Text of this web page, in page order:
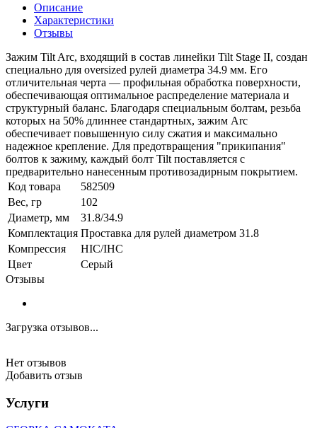
Описание
Характеристики
Отзывы
Зажим Tilt Arc, входящий в состав линейки Tilt Stage II, создан
специально для oversized рулей диаметра 34.9 мм. Его
отличительная черта — профильная обработка поверхности,
обеспечивающая оптимальное распределение материала и
структурный баланс. Благодаря специальным болтам, резьба
которых на 50% длиннее стандартных, зажим Arc
обеспечивает повышенную силу сжатия и максимально
надежное крепление. Для предотвращения "прикипания"
болтов к зажиму, каждый болт Tilt поставляется с
предварительно нанесенным противозадирным покрытием.
Код товара
582509
Вес, гр
102
Диаметр, мм
31.8/34.9
Комплектация Проставка для рулей диаметром 31.8
Компрессия
HIC/IHC
Цвет
Серый
Отзывы
Загрузка отзывов...
Нет отзывов
Добавить отзыв
Услуги